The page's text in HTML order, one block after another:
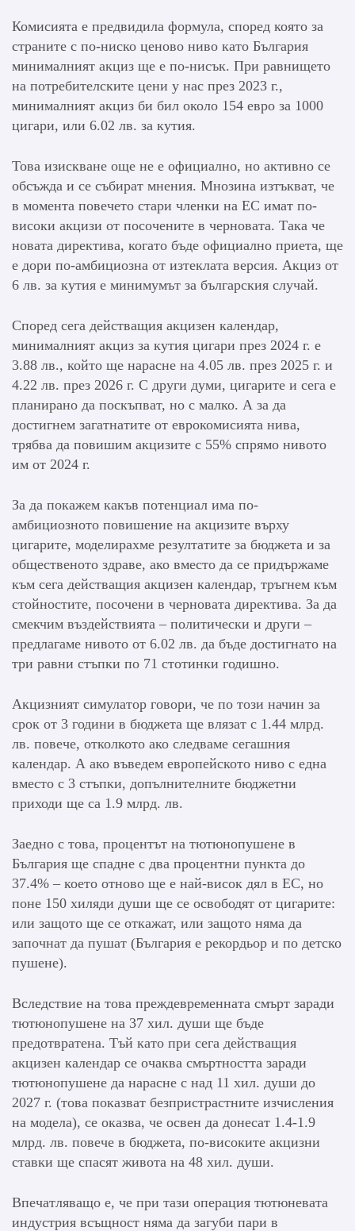
Комисията е предвидила формула, според която за
страните с по-ниско ценово ниво като България
минималният акциз ще е по-нисък. При равнището
на потребителските цени у нас през 2023 г.,
минималният акциз би бил около 154 евро за 1000
цигари, или 6.02 лв. за кутия.
Това изискване още не е официално, но активно се
обсъжда и се събират мнения. Мнозина изтъкват, че
в момента повечето стари членки на ЕС имат по-
високи акцизи от посочените в черновата. Така че
новата директива, когато бъде официално приета, ще
е дори по-амбициозна от изтеклата версия. Акциз от
6 лв. за кутия е минимумът за българския случай.
Според сега действащия акцизен календар,
минималният акциз за кутия цигари през 2024 г. е
3.88 лв., който ще нарасне на 4.05 лв. през 2025 г. и
4.22 лв. през 2026 г. С други думи, цигарите и сега е
планирано да поскъпват, но с малко. А за да
достигнем загатнатите от еврокомисията нива,
трябва да повишим акцизите с 55% спрямо нивото
им от 2024 г.
За да покажем какъв потенциал има по-
амбициозното повишение на акцизите върху
цигарите, моделирахме резултатите за бюджета и за
общественото здраве, ако вместо да се придържаме
към сега действащия акцизен календар, тръгнем към
стойностите, посочени в черновата директива. За да
смекчим въздействията – политически и други –
предлагаме нивото от 6.02 лв. да бъде достигнато на
три равни стъпки по 71 стотинки годишно.
Акцизният симулатор говори, че по този начин за
срок от 3 години в бюджета ще влязат с 1.44 млрд.
лв. повече, отколкото ако следваме сегашния
календар. А ако въведем европейското ниво с една
вместо с 3 стъпки, допълнителните бюджетни
приходи ще са 1.9 млрд. лв.
Заедно с това, процентът на тютюнопушене в
България ще спадне с два процентни пункта до
37.4% – което отново ще е най-висок дял в ЕС, но
поне 150 хиляди души ще се освободят от цигарите:
или защото ще се откажат, или защото няма да
започнат да пушат (България е рекордьор и по детско
пушене).
Вследствие на това преждевременната смърт заради
тютюнопушене на 37 хил. души ще бъде
предотвратена. Тъй като при сега действащия
акцизен календар се очаква смъртността заради
тютюнопушене да нарасне с над 11 хил. души до
2027 г. (това показват безпристрастните изчисления
на модела), се оказва, че освен да донесат 1.4-1.9
млрд. лв. повече в бюджета, по-високите акцизни
ставки ще спасят живота на 48 хил. души.
Впечатляващо е, че при тази операция тютюневата
индустрия всъщност няма да загуби пари в